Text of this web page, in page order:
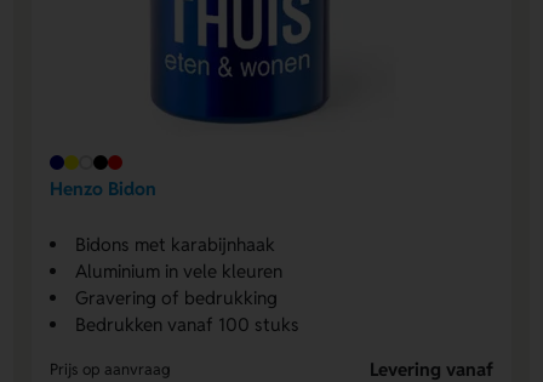
Henzo Bidon
Bidons met karabijnhaak
Aluminium in vele kleuren
Gravering of bedrukking
Bedrukken vanaf 100 stuks
Prijs op aanvraag
Levering vanaf